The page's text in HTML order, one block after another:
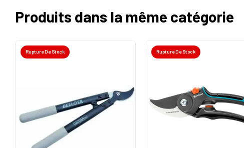
Produits dans la même catégorie
Rupture De Stock Rupture De Stock